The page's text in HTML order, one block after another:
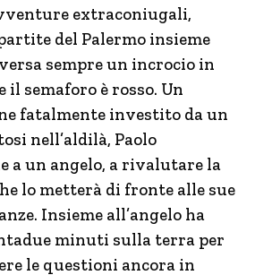
extraconiugali,
del Palermo insieme
sempre un incrocio in
semaforo è rosso. Un
fatalmente investito da un
nell’aldilà, Paolo
a un angelo, a rivalutare la
lo metterà di fronte alle sue
Insieme all’angelo ha
minuti sulla terra per
le questioni ancora in